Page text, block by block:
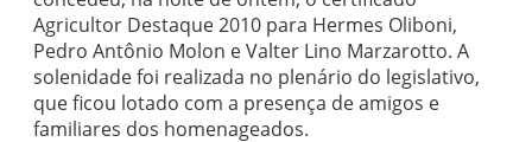
Agricultor Destaque 2010 para Hermes Oliboni,
Pedro Antônio Molon e Valter Lino Marzarotto. A
solenidade foi realizada no plenário do legislativo,
que ficou lotado com a presença de amigos e
familiares dos homenageados.